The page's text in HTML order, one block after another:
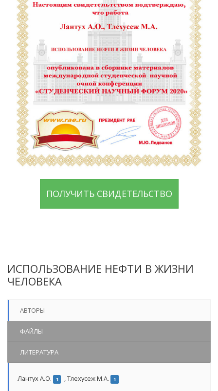
ПОЛУЧИТЬ СВИДЕТЕЛЬСТВО
ИСПОЛЬЗОВАНИЕ НЕФТИ В ЖИЗНИ
ЧЕЛОВЕКА
АВТОРЫ
ФАЙЛЫ
ЛИТЕРАТУРА
Лантух А.О. 1 ,Тлехусеж М.А. 1